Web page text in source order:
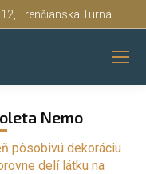
Trenčianska Turná
Nemo
pôsobivú dekoráciu
delí látku na